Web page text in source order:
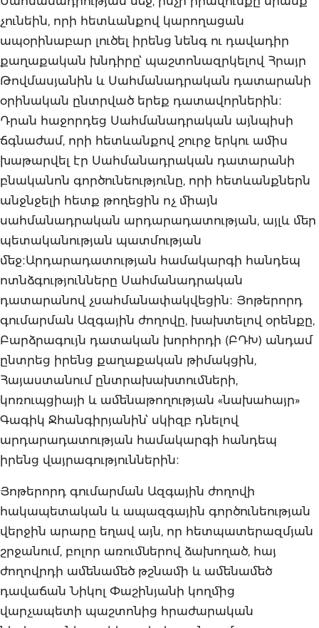
չունեին, որի հետևանքով կարողացան
ապօրինաբար լուծել իրենց նենգ ու դավադիր
քաղաքական խնդիրը՝ պաշտոնազրկելով Հրայր
Թովմասյանին և Սահմանադրական դատարանի
օրինական ընտրված երեք դատավորներին։
Դրան հաջորդեց Սահմանադրական այնպիսի
ճգնաժամ, որի հետևանքով շուրջ երկու ամիս
խաթարվել էր Սահմանադրական դատարանի
բնականոն գործունեությունը, որի հետևանքներն
անջնջելի հետք թողեցին ոչ միայն
սահմանադրական արդարադատության, այլև մեր
պետականության պատմության
մեջ։Արդարադատության համակարգի հանդեպ
ոտնձգությունները Սահմանադրական
դատարանով չսահմանափակվեցին։ Յոթերորդ
գումարման Ազգային ժողովը, խախտելով օրենքը,
Բարձրագույն դատական խորհրդի (ԲԴԽ) անդամ
ընտրեց իրենց քաղաքական թիմակցին,
Հայաստանում ընտրախախտումների,
կոռուպցիայի և ամենաթողության «նախահայր»
Գագիկ Ջհանգիրյանին՝ սկիզբ դնելով
արդարադատության համակարգի հանդեպ
իրենց վայրագություններին։
Յոթերորդ գումարման Ազգային ժողովի
հակապետական և ապազգային գործունեության
վերջին արարը եղավ այն, որ հետպատերազմյան
շրջանում, բոլոր առումներով ձախողած, հայ
ժողովրդի ամենամեծ թշնամի և ամենամեծ
դավաճան Նիկոլ Փաշինյանի կողմից
վարչապետի պաշտոնից հրաժարական